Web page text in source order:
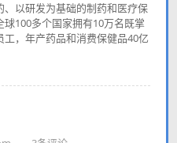
以研发为基础的制药和医疗保
100多个国家拥有10万名既掌
，年产药品和消费保健品40亿